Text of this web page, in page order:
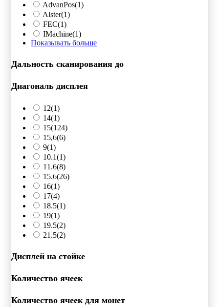
AdvanPos(1)
Alster(1)
FEC(1)
IMachine(1)
Показывать больше
Дальность сканирования до
Диагональ дисплея
12(1)
14(1)
15(124)
15,6(6)
9(1)
10.1(1)
11.6(8)
15.6(26)
16(1)
17(4)
18.5(1)
19(1)
19.5(2)
21.5(2)
Дисплей на стойке
Количество ячеек
Количество ячеек для монет